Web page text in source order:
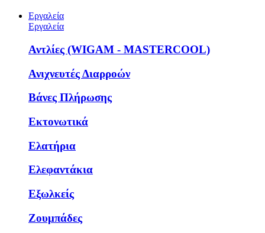
Εργαλεία
Εργαλεία
Αντλίες (WIGAM - MASTERCOOL)
Ανιχνευτές Διαρροών
Βάνες Πλήρωσης
Εκτονωτικά
Ελατήρια
Ελεφαντάκια
Εξωλκείς
Ζουμπάδες